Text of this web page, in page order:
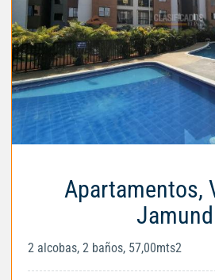
Apartamentos,
2 alcobas, 2 baños, 57,00mts2